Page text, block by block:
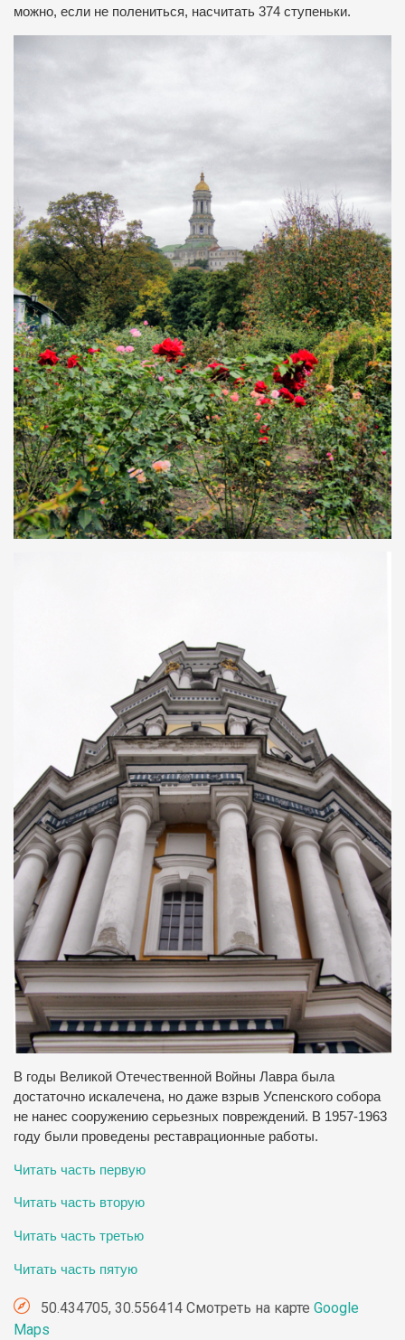
можно, если не полениться, насчитать 374 ступеньки.
В годы Великой Отечественной Войны Лавра была
достаточно искалечена, но даже взрыв Успенского собора
не нанес сооружению серьезных повреждений. В 1957-1963
году были проведены реставрационные работы.
Читать часть первую
Читать часть вторую
Читать часть третью
Читать часть пятую
50.434705, 30.556414 Смотреть на карте Google
Maps